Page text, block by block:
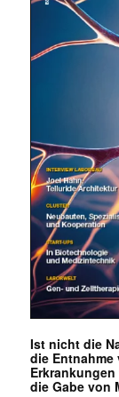
Ist nicht die
die Entnahme
die Gabe von